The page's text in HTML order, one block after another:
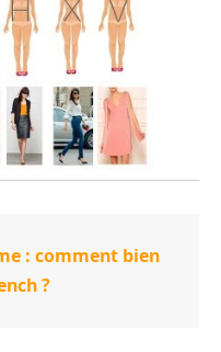
: comment bien
?